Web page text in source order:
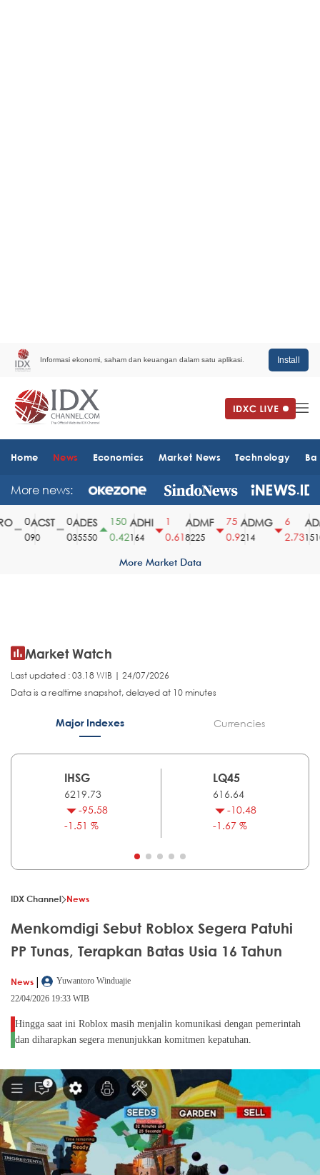
Informasi ekonomi, saham dan keuangan dalam satu aplikasi. Install
Home News Economics Market News Technology
More news:
ACST
90
ADES
35550
150
0.42
ADHI
164
0.61
ADMF
8225
75
0.9
ADMG
214
2.731510
More Market Data
Market Watch
Last updated : 03.18 WIB | 24/07/2026
Data is a realtime snapshot, delayed at 10 minutes
Major Indexes Currencies
IHSG
6219.73
-95.58
-1.51 %
LQ45
616.64
-10.48
-1.67 %
IDX Channel News
Menkomdigi Sebut Roblox Segera Patuhi
PP Tunas, Terapkan Batas Usia 16 Tahun
News |
Yuwantoro Winduajie
22/04/2026 19:33 WIB
Hingga saat ini Roblox masih menjalin komunikasi dengan pemerintah
dan diharapkan segera menunjukkan komitmen kepatuhan.